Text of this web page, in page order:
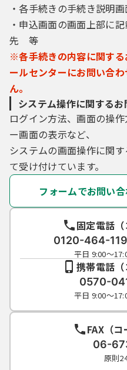
・各手続きの手続き説明
・申込画面の画面上部に
先 等
※各手続きの内容に関す
ールセンターにお問い合
ん。
システム操作に関するお
ログイン方法、画面の操
ー画面の表示など、
システムの画面操作に関
て受け付けています。
フォームでお問い
固定電話（
0120-464-
平日 9:00～
携帯電話（
0570-
平日 9:00～
FAX（コ
06-
原則